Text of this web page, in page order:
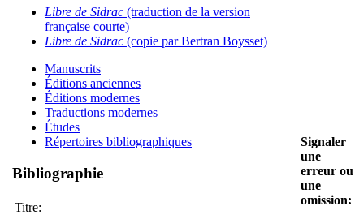
Libre de Sidrac (traduction de la version
française courte)
Libre de Sidrac (copie par Bertran Boysset)
Manuscrits
Éditions anciennes
Éditions modernes
Traductions modernes
Études
Répertoires bibliographiques
Bibliographie
Titre:
Signaler
une
erreur ou
une
omission: